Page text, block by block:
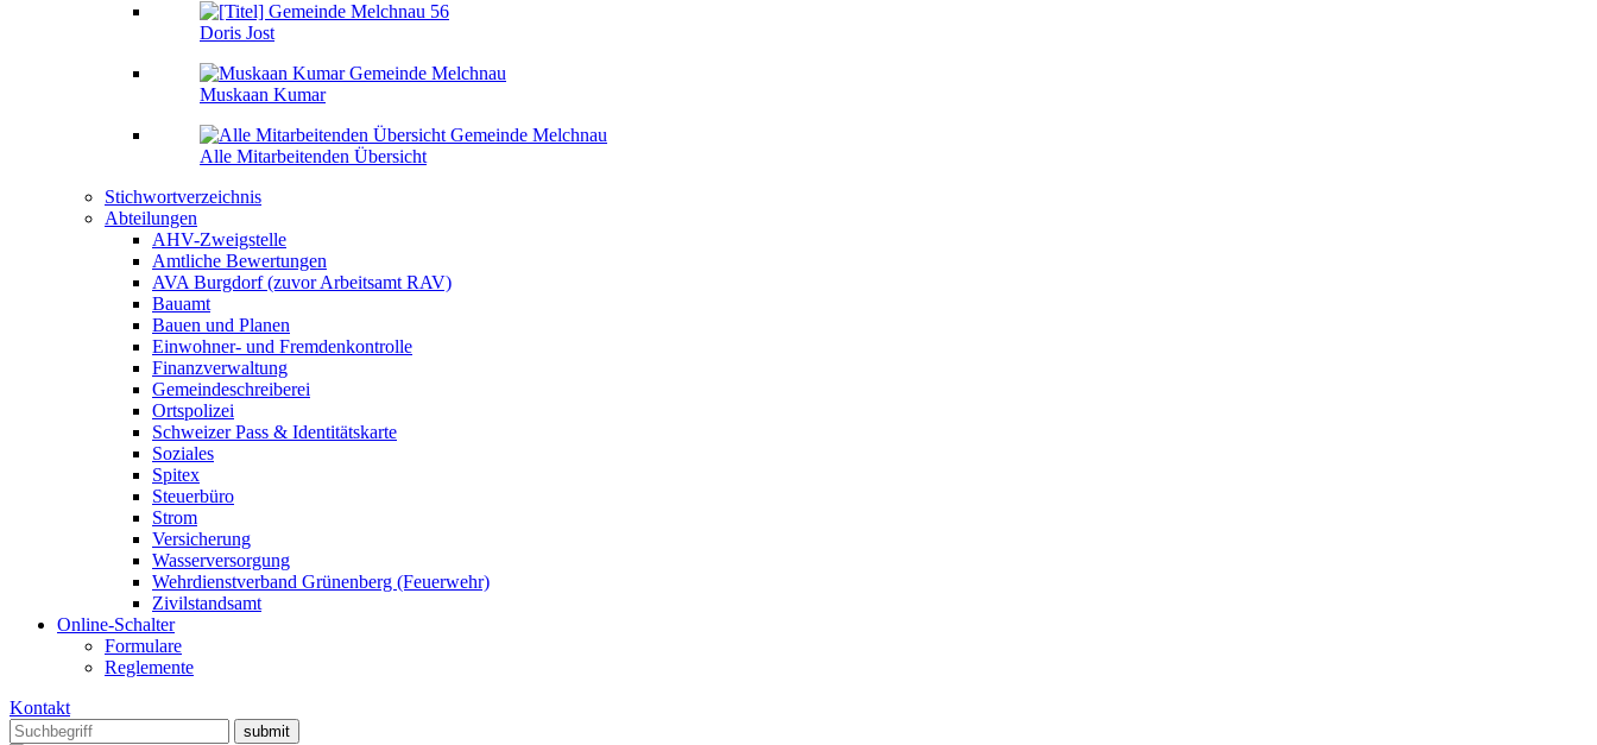
Doris Jost
Muskaan Kumar
Alle Mitarbeitenden Übersicht
Stichwortverzeichnis
Abteilungen
AHV-Zweigstelle
Amtliche Bewertungen
AVA Burgdorf (zuvor Arbeitsamt RAV)
Bauamt
Bauen und Planen
Einwohner- und Fremdenkontrolle
Finanzverwaltung
Gemeindeschreiberei
Ortspolizei
Schweizer Pass & Identitätskarte
Soziales
Spitex
Steuerbüro
Strom
Versicherung
Wasserversorgung
Wehrdienstverband Grünenberg (Feuerwehr)
Zivilstandsamt
Online-Schalter
Formulare
Reglemente
Kontakt